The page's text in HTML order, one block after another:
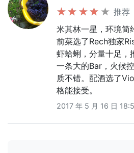
推荐
米其林一星，环境简
前菜选了Rech独家
虾蛤蜊，分量十足，
一条大的Bar，火候
质不错。配酒选了
格能接受。
2017 年 5 月 16 日